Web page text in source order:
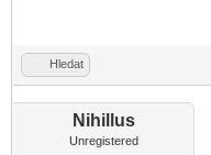
Hledat
Nihillus
Unregistered